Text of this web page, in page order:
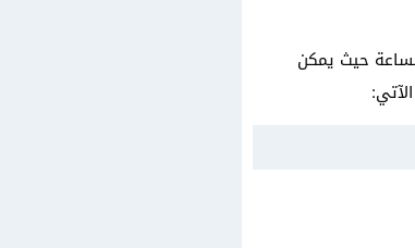
الساعة حيث يمكن